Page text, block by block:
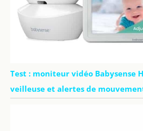
Test : moniteur vidéo Babysense
veilleuse et alertes de